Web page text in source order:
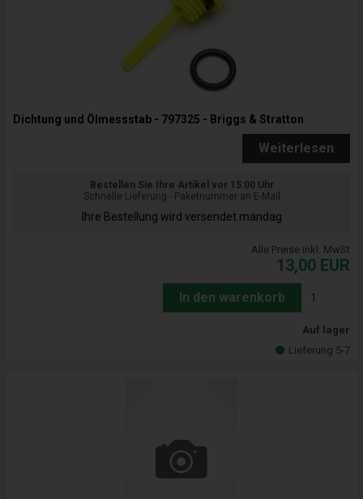
Dichtung und Ölmessstab - 797325 - Briggs & Stratton
Weiterlesen
Bestellen Sie Ihre Artikel vor 15:00 Uhr
Schnelle Lieferung - Paketnummer an E-Mail
Ihre Bestellung wird versendet mandag
Alle Preise inkl. MwSt
13,00 EUR
In den warenkorb
Auf lager
Lieferung 5-7